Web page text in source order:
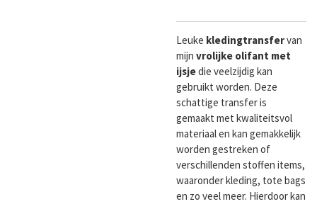
Leuke kledingtransfervan
mijn vrolijke olifant met
ijsjedie veelzijdig kan
gebruikt worden. Deze
schattige transfer is
gemaakt met kwaliteitsvol
materiaal en kan gemakkelijk
worden gestreken of
verschillenden stoffen items,
waaronder kleding, tote bags
en zo veel meer. Hierdoor kan